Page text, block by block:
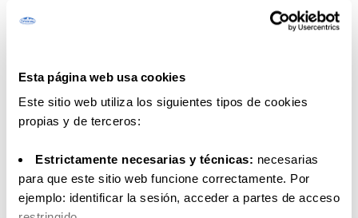
Esta página web usa cookies
Este sitio web utiliza los siguientes tipos de cookies
propias y de terceros:
Estrictamente necesarias y técnicas: necesarias
para que este sitio web funcione correctamente. Por
ejemplo: identificar la sesión, acceder a partes de acceso